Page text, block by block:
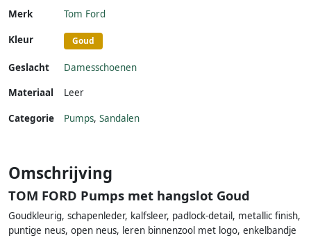
Merk Tom Ford
Kleur Goud
Geslacht
Damesschoenen
Materiaal
Leer
Categorie Pumps, Sandalen
Omschrijving
TOM FORD Pumps met hangslot Goud
Goudkleurig, schapenleder, kalfsleer, padlock-detail, metallic finish,
puntige neus, open neus, leren binnenzool met logo, enkelbandje